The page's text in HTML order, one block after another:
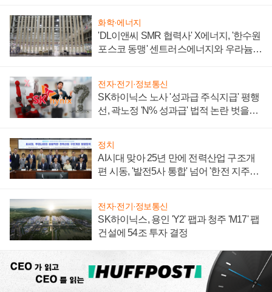
화학·에너지
'DL이앤씨 SMR 협력사' X에너지, '한수원
포스코 동맹' 센트러스에너지와 우라늄
전자·전기·정보통신
SK하이닉스 노사 '성과급 주식지급' 평행
선, 곽노정 'N% 성과급' 법적 논란 벗을지
정치
AI시대 맞아 25년 만에 전력산업 구조개
편 시동, '발전5사 통합' 넘어 '한전 지주사'
전자·전기·정보통신
SK하이닉스, 용인 'Y2' 팹과 청주 'M17' 팹
건설에 54조 투자 결정